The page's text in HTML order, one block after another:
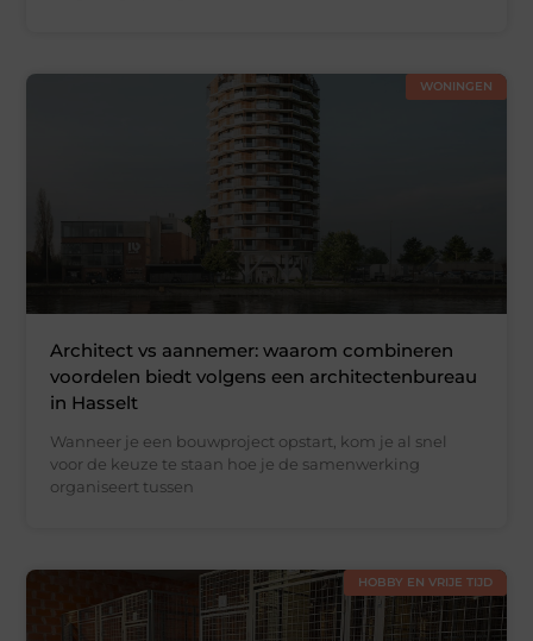
WONINGEN
Architect vs aannemer: waarom combineren
voordelen biedt volgens een architectenbureau
in Hasselt
Wanneer je een bouwproject opstart, kom je al snel
voor de keuze te staan hoe je de samenwerking
organiseert tussen
HOBBY EN VRIJE TIJD